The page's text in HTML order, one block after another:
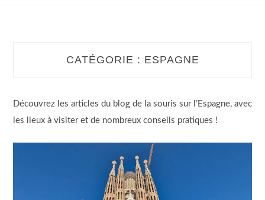
CATÉGORIE : ESPAGNE
Découvrez les articles du blog de la souris sur l’Espagne, avec
les lieux à visiter et de nombreux conseils pratiques !